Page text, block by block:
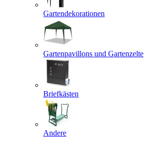
Gartendekorationen
Gartenpavillons und Gartenzelte
Briefkästen
Andere